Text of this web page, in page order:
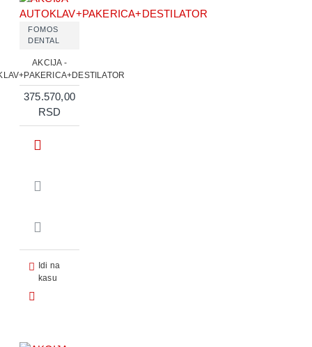
FOMOS
DENTAL
AKCIJA -
375.570,00
RSD
Idi na
kasu